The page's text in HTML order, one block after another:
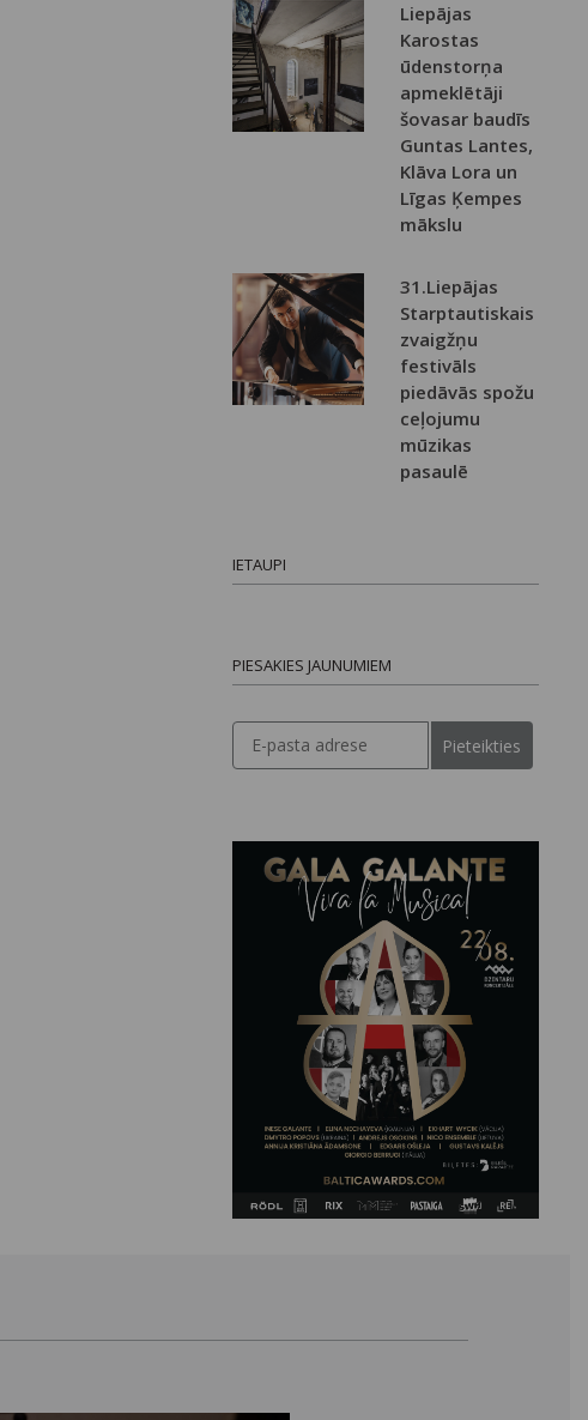
Liepājas
Karostas
ūdenstorņa
apmeklētāji
šovasar baudīs
Guntas Lantes,
Klāva Lora un
Līgas Ķempes
mākslu
31.Liepājas
Starptautiskais
zvaigžņu
festivāls
piedāvās spožu
ceļojumu
mūzikas
pasaulē
IETAUPI
PIESAKIES JAUNUMIEM
Pieteikties